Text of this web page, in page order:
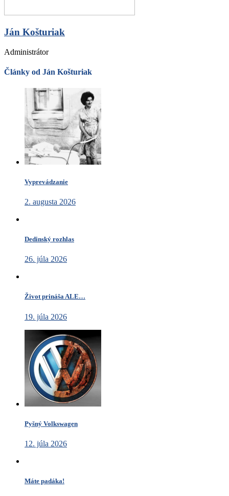
Ján Košturiak
Administrátor
Články od Ján Košturiak
Vyprevádzanie
2. augusta 2026
Dedinský rozhlas
26. júla 2026
Život prináša ALE…
19. júla 2026
Pyšný Volkswagen
12. júla 2026
Máte padáka!